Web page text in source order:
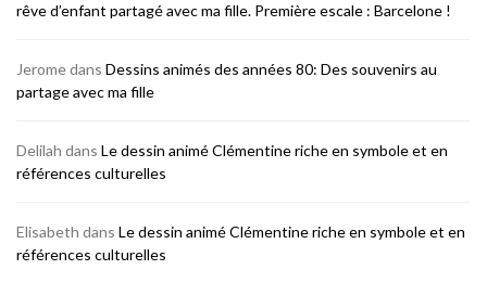
rêve d’enfant partagé avec ma fille. Première escale : Barcelone !
Jeromedans Dessins animés des années 80: Des souvenirs au
partage avec ma fille
Delilah dans Le dessin animé Clémentine riche en symbole et en
références culturelles
Elisabeth dans Le dessin animé Clémentine riche en symbole et en
références culturelles